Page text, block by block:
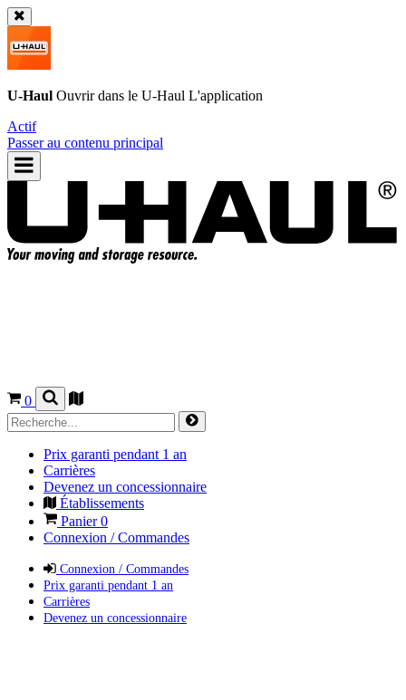
U-Haul Ouvrir dans le U-Haul L'application
Actif
Passer au contenu principal
0
Prix garanti pendant 1 an
Carrières
Devenez un concessionnaire
Établissements
Panier0
Connexion / Commandes
Connexion / Commandes
Prix garanti pendant 1 an
Carrières
Devenez un concessionnaire